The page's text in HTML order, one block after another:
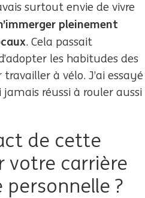
surtout envie de vivre
pleinement
. Cela passait
les habitudes des
à vélo. J’ai essayé
jamais réussi à rouler aussi
de cette
votre carrière
?